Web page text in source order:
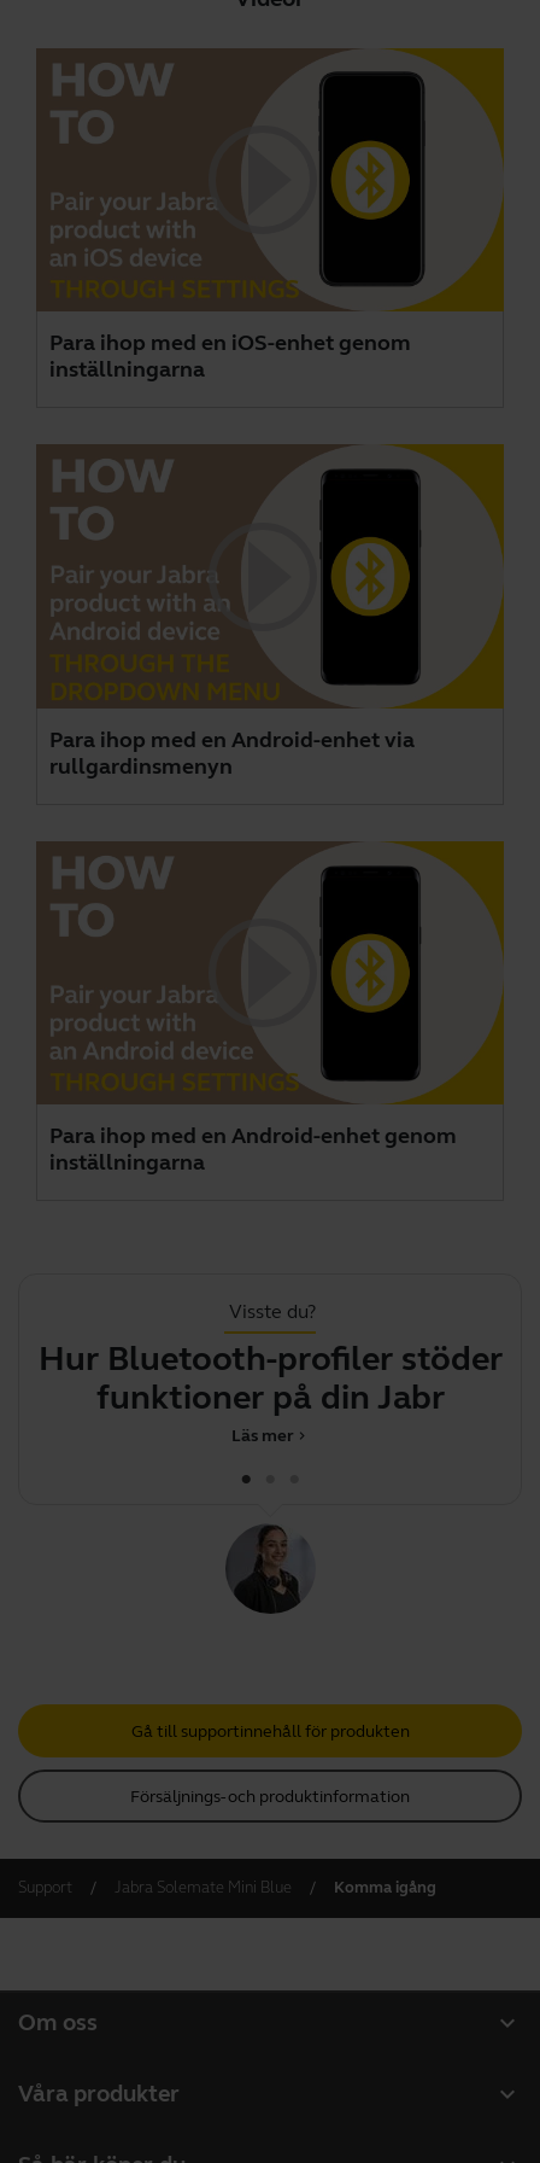
Para ihop med en iOS-enhet genom
inställningarna
Para ihop med en Android-enhet via
rullgardinsmenyn
Para ihop med en Android-enhet genom
inställningarna
Visste du?
Hur Bluetooth-profiler stöder
funktioner på din Jabra-enh
chevron_right
Läs mer
Gå till supportinnehåll för produkten
Försäljnings- och produktinformation
Support Jabra Solemate Mini Blue Komma igång
expand_more
Om oss
expand_more
Våra produkter